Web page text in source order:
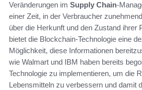
Veränderungen im Supply Chain-
einer Zeit, in der Verbraucher
über die Herkunft und den Zustand ihrer
bietet die Blockchain-Technologie eine
Möglichkeit, diese Informationen
wie Walmart und IBM haben bereits
Technologie zu implementieren, um die
Lebensmitteln zu verbessern und damit